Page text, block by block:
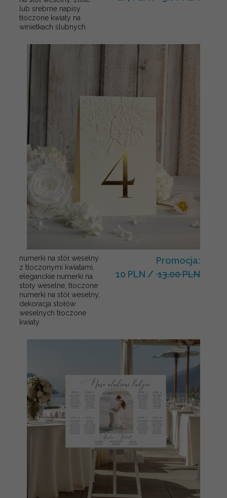
lub srebrne napisy
tłoczone kwiaty na
winietkach ślubnych
numerki na stół weselny
z tłoczonymi kwiatami,
eleganckie numerki na
stoły weselne, tłoczone
numerki na stół weselny,
dekoracja stołów
weselnych tłoczone
kwiaty
Promocja:
10 PLN / 13.00 PLN